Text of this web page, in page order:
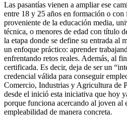
Las pasantías vienen a ampliar ese
entre 18 y 25 años en formación o con
proveniente de la educación media,
técnica, o menores de edad con título
la etapa donde se define su entrada al
un enfoque práctico: aprender
enfrentando retos reales. Además, al
certificada. Es decir, deja de ser un
credencial válida para conseguir
Comercio, Industrias y Agricultura de
desde el inició esta iniciativa que hoy
porque funciona acercando al joven al
empleabilidad de manera concreta.